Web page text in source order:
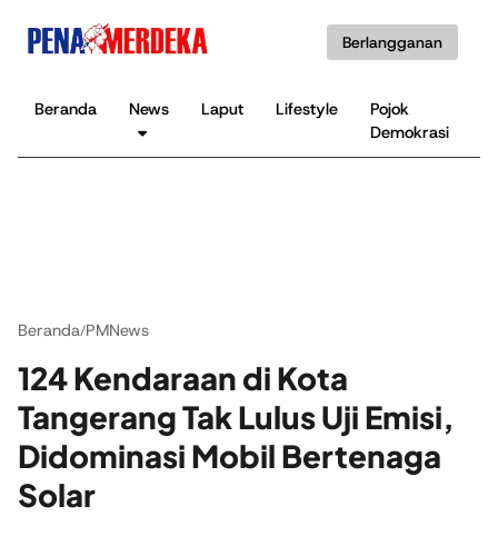
Berlangganan
Beranda News Laput Lifestyle
Pojok
Demokrasi
Beranda/PMNews
124 Kendaraan di Kota
Tangerang Tak Lulus Uji Emisi,
Didominasi Mobil Bertenaga
Solar